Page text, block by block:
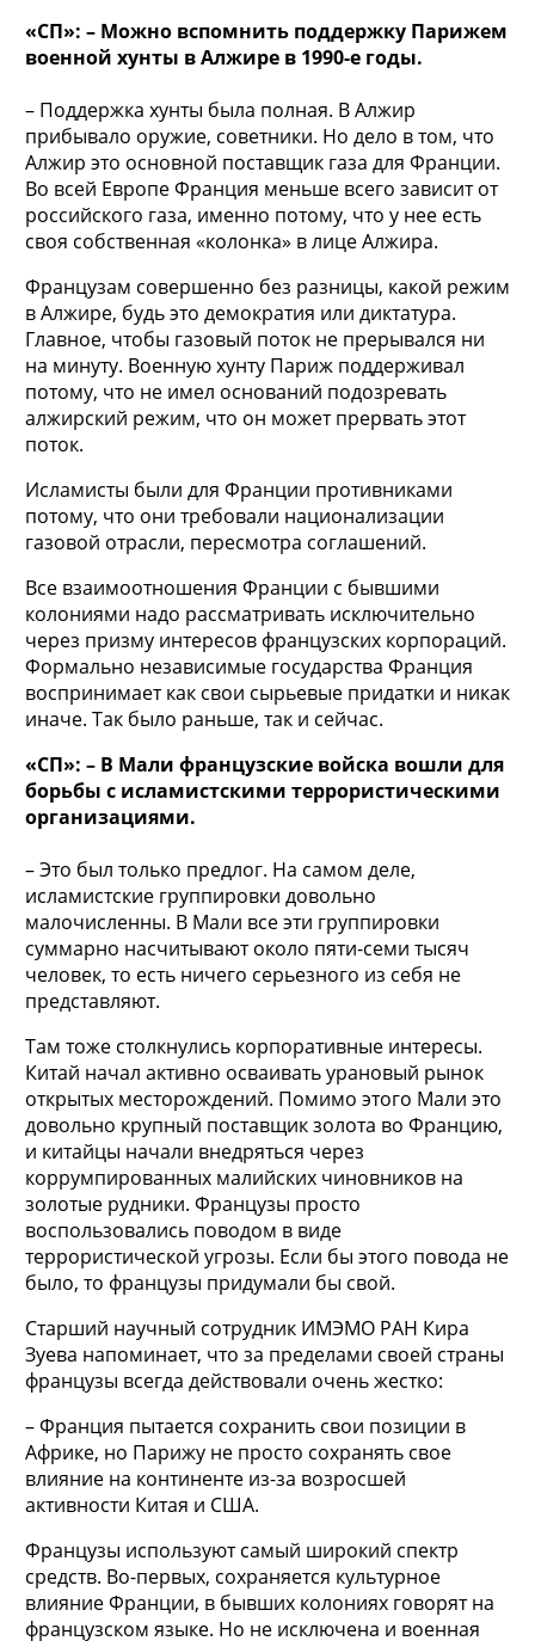
«СП»: – Можно вспомнить поддержку Парижем
военной хунты в Алжире в 1990-е годы.
– Поддержка хунты была полная. В Алжир
прибывало оружие, советники. Но дело в том, что
Алжир это основной поставщик газа для Франции.
Во всей Европе Франция меньше всего зависит от
российского газа, именно потому, что у нее есть
своя собственная «колонка» в лице Алжира.
Французам совершенно без разницы, какой режим
в Алжире, будь это демократия или диктатура.
Главное, чтобы газовый поток не прерывался ни
на минуту. Военную хунту Париж поддерживал
потому, что не имел оснований подозревать
алжирский режим, что он может прервать этот
поток.
Исламисты были для Франции противниками
потому, что они требовали национализации
газовой отрасли, пересмотра соглашений.
Все взаимоотношения Франции с бывшими
колониями надо рассматривать исключительно
через призму интересов французских корпораций.
Формально независимые государства Франция
воспринимает как свои сырьевые придатки и никак
иначе. Так было раньше, так и сейчас.
«СП»: – В Мали французские войска вошли для
борьбы с исламистскими террористическими
организациями.
– Это был только предлог. На самом деле,
исламистские группировки довольно
малочисленны. В Мали все эти группировки
суммарно насчитывают около пяти-семи тысяч
человек, то есть ничего серьезного из себя не
представляют.
Там тоже столкнулись корпоративные интересы.
Китай начал активно осваивать урановый рынок
открытых месторождений. Помимо этого Мали это
довольно крупный поставщик золота во Францию,
и китайцы начали внедряться через
коррумпированных малийских чиновников на
золотые рудники. Французы просто
воспользовались поводом в виде
террористической угрозы. Если бы этого повода не
было, то французы придумали бы свой.
Старший научный сотрудник ИМЭМО РАН Кира
Зуева напоминает, что за пределами своей страны
французы всегда действовали очень жестко:
– Франция пытается сохранить свои позиции в
Африке, но Парижу не просто сохранять свое
влияние на континенте из-за возросшей
активности Китая и США.
Французы используют самый широкий спектр
средств. Во-первых, сохраняется культурное
влияние Франции, в бывших колониях говорят на
французском языке. Но не исключена и военная